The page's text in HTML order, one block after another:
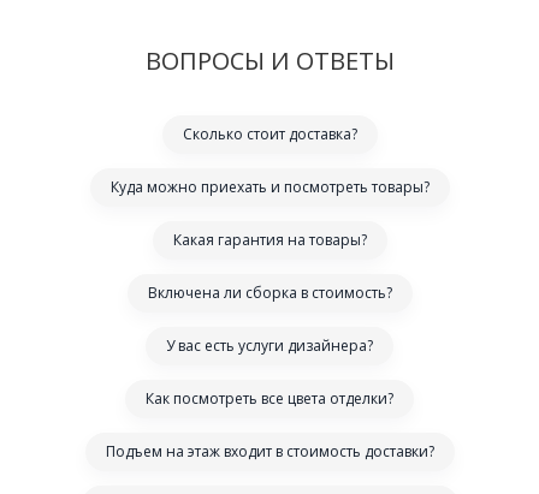
ВОПРОСЫ И ОТВЕТЫ
Сколько стоит доставка?
Куда можно приехать и посмотреть товары?
Какая гарантия на товары?
Включена ли сборка в стоимость?
У вас есть услуги дизайнера?
Как посмотреть все цвета отделки?
Подъем на этаж входит в стоимость доставки?